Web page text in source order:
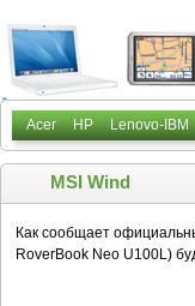
Acer HP Lenovo-IBM
MSI Wind
Как сообщает
RoverBook Neo U100L)